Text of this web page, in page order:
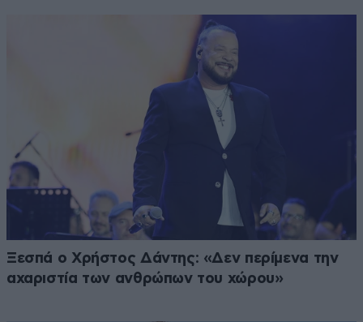
Ξεσπά ο Χρήστος Δάντης: «Δεν περίμενα την
αχαριστία των ανθρώπων του χώρου»